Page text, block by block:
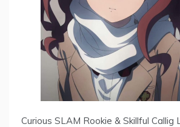
Curious SLAM Rookie & Skillful Callig